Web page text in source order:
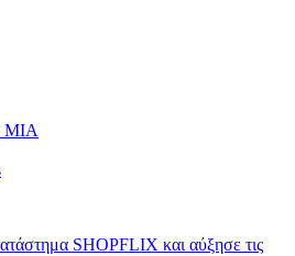
ΜΙΑ
SHOPFLIX και αύξησε τις